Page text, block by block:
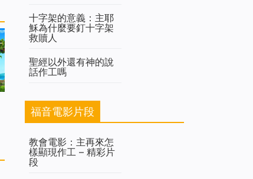
十字架的意義：主耶
穌為什麼要釘十字架
救贖人
聖經以外還有神的說
話作工嗎
福音電影片段
教會電影：主再來怎
樣顯現作工 – 精彩片
段